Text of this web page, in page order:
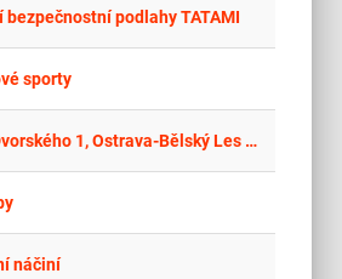
bezpečnostní podlahy TATAMI
sporty
VZ 26.26 ZŠ B. Dvorského 1, Ostrava-Bělský Les – havarijní oprava podlah ve dvou tělocvičnách vč. vybavení a souvisejících oprav
náčiní